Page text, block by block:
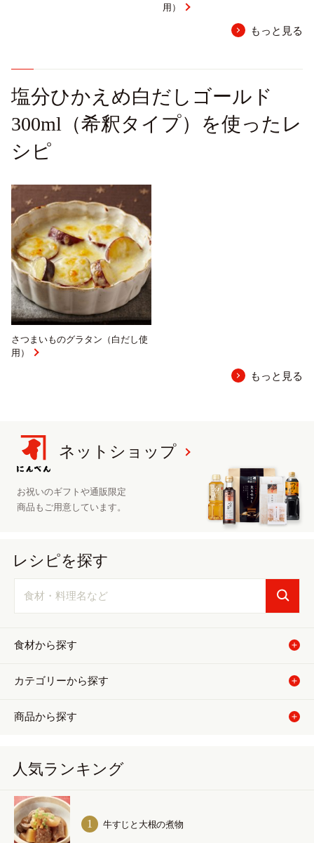
用）
もっと見る
塩分ひかえめ白だしゴールド
300ml（希釈タイプ）を使ったレ
シピ
さつまいものグラタン（白だし使
用）
もっと見る
ネットショップ
お祝いのギフトや通販限定
商品も ご用意しています。
レシピを探す
食材から探す
カテゴリーから探す
商品から探す
人気ランキング
牛すじと大根の煮物